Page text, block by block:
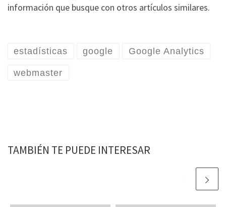
información que busque con otros artículos similares.
estadísticas google Google Analytics
webmaster
TAMBIÉN TE PUEDE INTERESAR